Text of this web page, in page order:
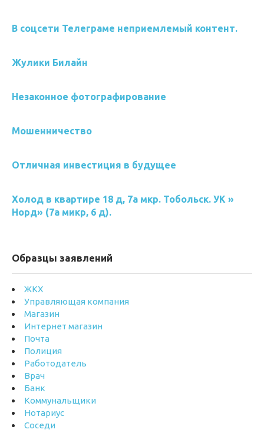
В соцсети Телеграме неприемлемый контент.
Жулики Билайн
Незаконное фотографирование
Мошенничество
Отличная инвестиция в будущее
Холод в квартире 18 д, 7а мкр. Тобольск. УК »
Норд» (7а микр, 6 д).
Образцы заявлений
ЖКХ
Управляющая компания
Магазин
Интернет магазин
Почта
Полиция
Работодатель
Врач
Банк
Коммунальщики
Нотариус
Соседи